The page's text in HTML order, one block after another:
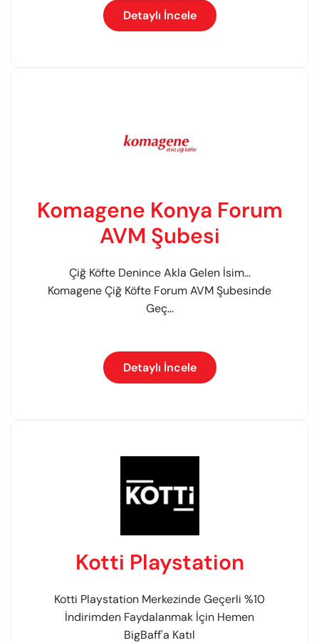
Detaylı İncele
Komagene Konya Forum
AVM Şubesi
Çiğ Köfte Denince Akla Gelen İsim...
Komagene Çiğ Köfte Forum AVM Şubesinde
Geç...
Detaylı İncele
Kotti Playstation
Kotti Playstation Merkezinde Geçerli %10
İndirimden Faydalanmak İçin Hemen
BigBaff'a Katıl